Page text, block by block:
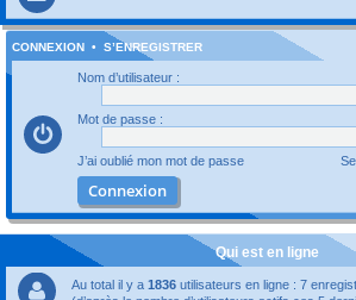
CONNEXION • S’ENREGISTRER
Nom d’utilisateur :
Mot de passe :
J’ai oublié mon mot de passe
Qui est en ligne
Au total il y a 1836 utilisateurs en ligne : 7